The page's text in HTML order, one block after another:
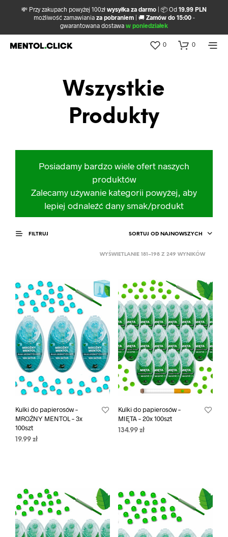
💸 Przy zakupach powyżej 100zł wysyłka za darmo | 📦 Od 19.99 PLN
możliwość zamawiania za pobraniem| 🚚 Zamów do 15:00-
gwarantowana dostawa w poniedziałek
0 0
Wszystkie
Produkty
Posiadamy bardzo wiele ofert naszych
produktów
Zalecamy używanie kategorii powyżej, aby
lepiej odnaleźć dany smak/produkt
FILTRUJ SORTUJ OD NAJNOWSZYCH
WYŚWIETLANIE 181–198 Z 249 WYNIKÓW
Kulki do papierosów –
MROŹNY MENTOL – 3x
100szt
19.99 zł
Kulki do papierosów –
MIĘTA – 20x 100szt
134.99 zł